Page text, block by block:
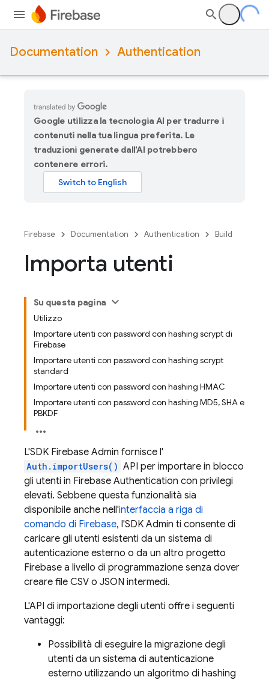
Documentation Authentication
Google utilizza la tecnologia AI per tradurre i
contenuti nella tua lingua preferita. Le
traduzioni generate dall'AI potrebbero
contenere errori.
Firebase Documentation Authentication Build
Importa utenti
Su questa pagina
Utilizzo
Importare utenti con password con hashing scrypt di
Firebase
Importare utenti con password con hashing scrypt
standard
Importare utenti con password con hashing HMAC
Importare utenti con password con hashing MD5, SHA e
PBKDF
L'SDK Firebase Admin fornisce l'
Auth.importUsers() API per importare in blocco
gli utenti in Firebase Authentication con privilegi
elevati. Sebbene questa funzionalità sia
disponibile anche nell'interfaccia a riga di
comando di Firebase, l'SDK Admin ti consente di
caricare gli utenti esistenti da un sistema di
autenticazione esterno o da un altro progetto
Firebase a livello di programmazione senza dover
creare file CSV o JSON intermedi.
L'API di importazione degli utenti offre i seguenti
vantaggi:
Possibilità di eseguire la migrazione degli
utenti da un sistema di autenticazione
esterno utilizzando un algoritmo di hashing